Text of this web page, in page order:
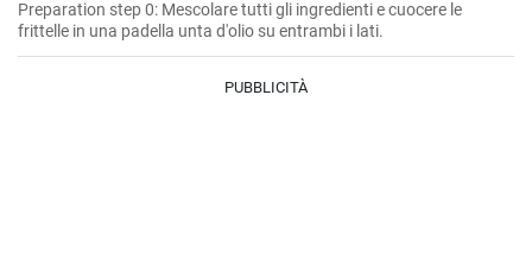
Preparation step 0: Mescolare tutti gli ingredienti e cuocere le
frittelle in una padella unta d'olio su entrambi i lati.
PUBBLICITÀ